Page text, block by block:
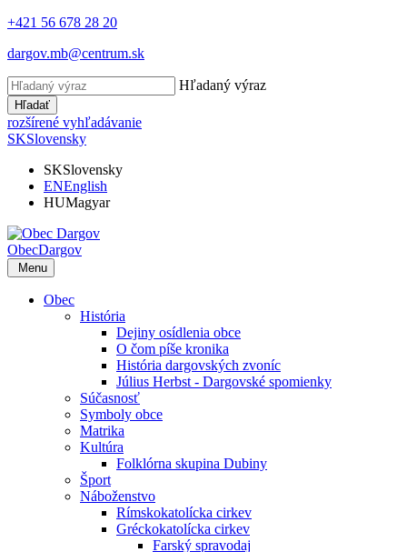
+421 56 678 28 20
dargov.mb@centrum.sk
Hľadaný výraz
Hľadať
rozšírené vyhľadávanie
SKSlovensky
SKSlovensky
ENEnglish
HUMagyar
ObecDargov
Menu
Obec
História
Dejiny osídlenia obce
O čom píše kronika
História dargovských zvoníc
Július Herbst - Dargovské spomienky
Súčasnosť
Symboly obce
Matrika
Kultúra
Folklórna skupina Dubiny
Šport
Náboženstvo
Rímskokatolícka cirkev
Gréckokatolícka cirkev
Farský spravodaj